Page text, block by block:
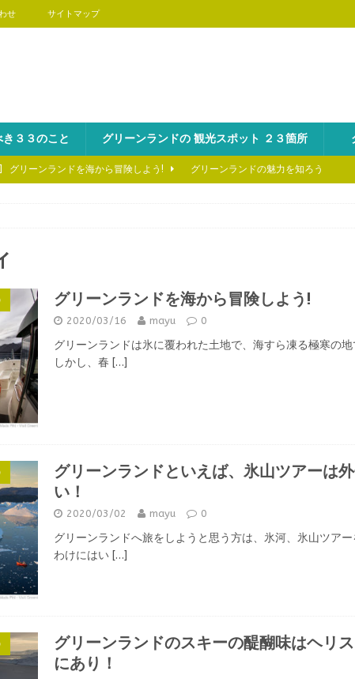
せ サイトマップ
３３のこと グリーンランドの 観光スポット ２３箇所
グリーンランドを海から冒険しよう! グリーンランドの魅力を知ろう
グリーンランドの見どころはやっぱり野生動物！ グリーンランドの魅力を知
カメラ好きなら、グリーンランドでフォトツアーを楽しもう！
グリーンランドを海から冒険しよう!
2020/03/16 mayu 0
グリーンランドは氷に覆われた土地で、海すら凍る極寒の地
しかし、春 […]
グリーンランドといえば、氷山ツアーは
い！
2020/03/02 mayu 0
グリーンランドへ旅をしようと思う方は、氷河、氷山ツアー
わけにはい […]
グリーンランドのスキーの醍醐味はヘリ
にあり！